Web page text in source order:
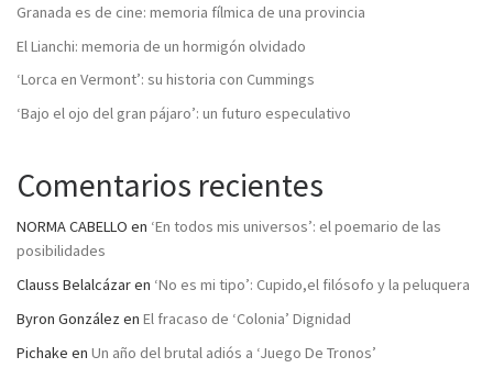
Granada es de cine: memoria fílmica de una provincia
El Lianchi: memoria de un hormigón olvidado
‘Lorca en Vermont’: su historia con Cummings
‘Bajo el ojo del gran pájaro’: un futuro especulativo
Comentarios recientes
NORMA CABELLO en ‘En todos mis universos’: el poemario de las
posibilidades
Clauss Belalcázaren ‘No es mi tipo’: Cupido,el filósofo y la peluquera
Byron González en El fracaso de ‘Colonia’ Dignidad
Pichake en Un año del brutal adiós a ‘Juego De Tronos’